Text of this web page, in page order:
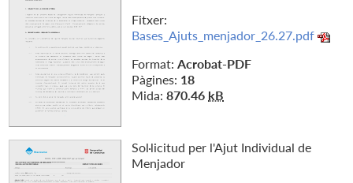
Fitxer:
Bases_Ajuts_menjador_26.27.pdf
Format: Acrobat-PDF
Pàgines: 18
Mida: 870.46 kB
Sol·licitud per l'Ajut Individual de
Menjador